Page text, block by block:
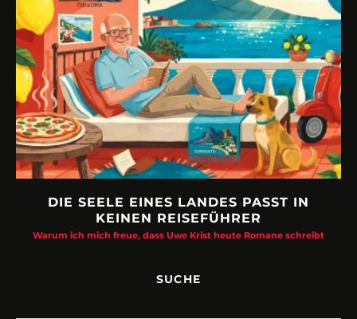
DIE SEELE EINES LANDES PASST IN
KEINEN REISEFÜHRER
Warum ich mich freue, dass Uwe Krist heute Romane schreibt
SUCHE